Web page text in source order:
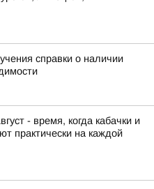
справки о наличии
- время, когда кабачки и
практически на каждой